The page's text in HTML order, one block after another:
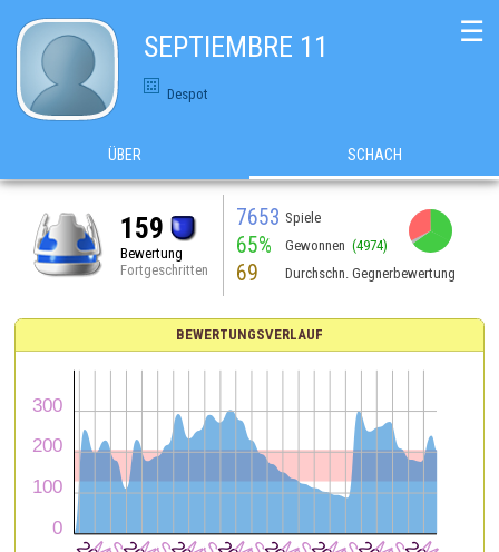
SEPTIEMBRE 11
Despot
☰
ÜBER SCHACH
159
Bewertung
Fortgeschritten
7653 Spiele
65% Gewonnen (4974)
69 Durchschn. Gegnerbewertung
BEWERTUNGSVERLAUF